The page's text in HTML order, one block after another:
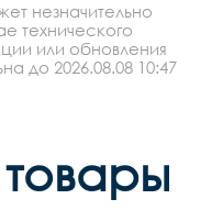
незначительно
технического
или обновления
до 2026.08.08 10:47